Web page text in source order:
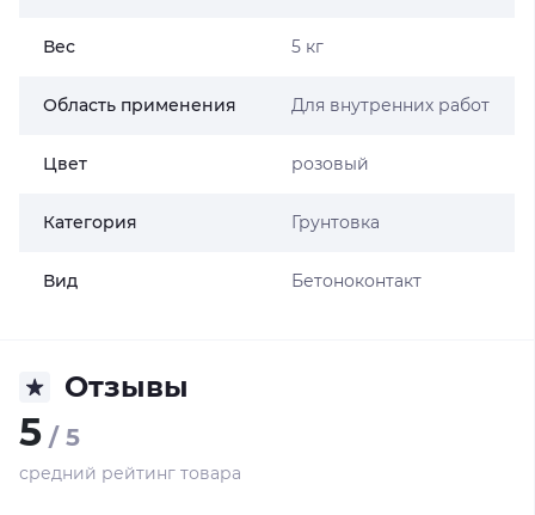
Вес 5 кг
Область применения Для внутренних работ
Цвет розовый
Категория Грунтовка
Вид Бетоноконтакт
Отзывы
5 / 5
средний рейтинг товара